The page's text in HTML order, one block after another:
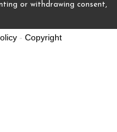
or withdrawing consent,
- Copyright